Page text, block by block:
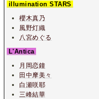
illumination STARS
櫻木真乃
風野灯織
八宮めぐる
L'Antica
月岡恋鐘
田中摩美々
白瀬咲耶
三峰結華